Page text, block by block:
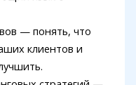
— понять, что
клиентов и